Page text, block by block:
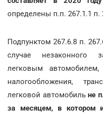
определены п.п. 267.1.1 п.
Подпунктом 267.6.8 п.
случае незаконного
легковым
налогообложения,
легковой автомобильне
за месяцем, в котором